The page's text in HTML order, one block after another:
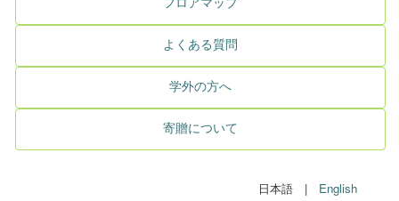
よくある質問
学外の方へ
寄贈について
日本語 | English